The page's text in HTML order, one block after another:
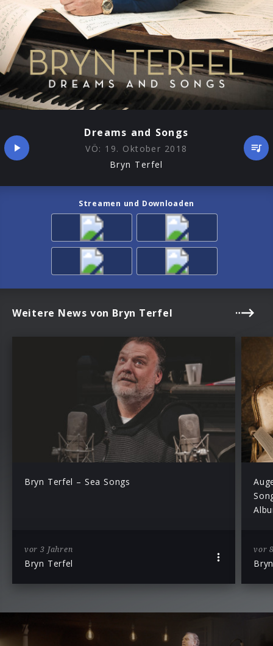
Dreams and Songs
VÖ: 19. Oktober 2018
Bryn Terfel
Streamen und Downloaden
Weitere News von Bryn Terfel
Bryn Terfel – Sea Songs
vor 3 Jahren
Bryn Terfel
vor